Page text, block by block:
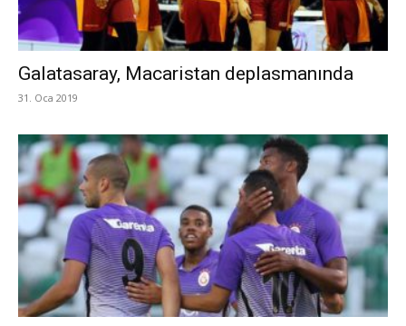
Galatasaray, Macaristan deplasmanında
31. Oca 2019